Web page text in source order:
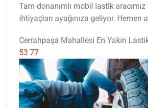
Tam donanımlı mobil lastik
ihtiyaçları ayağınıza geliyor. Hemen
Cerrahpaşa Mahallesi En Yakın
53 77